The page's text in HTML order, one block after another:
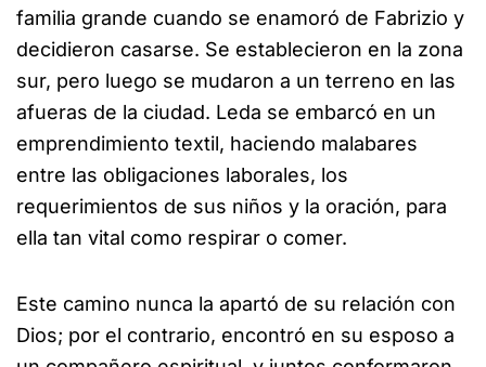
familia grande cuando se enamoró de Fabrizio y
decidieron casarse. Se establecieron en la zona
sur, pero luego se mudaron a un terreno en las
afueras de la ciudad. Leda se embarcó en un
emprendimiento textil, haciendo malabares
entre las obligaciones laborales, los
requerimientos de sus niños y la oración, para
ella tan vital como respirar o comer.
Este camino nunca la apartó de su relación con
Dios; por el contrario, encontró en su esposo a